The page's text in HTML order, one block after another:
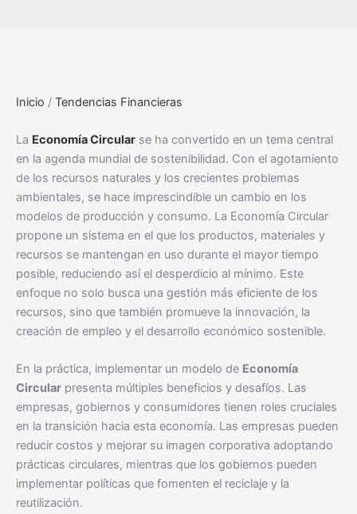
Inicio / Tendencias Financieras
La Economía Circular se ha convertido en un tema central
en la agenda mundial de sostenibilidad. Con el agotamiento
de los recursos naturales y los crecientes problemas
ambientales, se hace imprescindible un cambio en los
modelos de producción y consumo. La Economía Circular
propone un sistema en el que los productos, materiales y
recursos se mantengan en uso durante el mayor tiempo
posible, reduciendo así el desperdicio al mínimo. Este
enfoque no solo busca una gestión más eficiente de los
recursos, sino que también promueve la innovación, la
creación de empleo y el desarrollo económico sostenible.
En la práctica, implementar un modelo de Economía
Circular presenta múltiples beneficios y desafíos. Las
empresas, gobiernos y consumidores tienen roles cruciales
en la transición hacia esta economía. Las empresas pueden
reducir costos y mejorar su imagen corporativa adoptando
prácticas circulares, mientras que los gobiernos pueden
implementar políticas que fomenten el reciclaje y la
reutilización.